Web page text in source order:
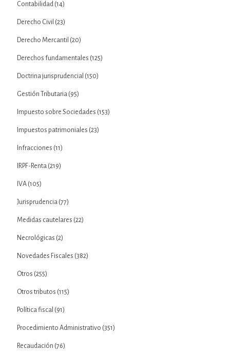
Contabilidad (14)
Derecho Civil (23)
Derecho Mercantil (20)
Derechos fundamentales (125)
Doctrina jurisprudencial (150)
Gestión Tributaria (95)
Impuesto sobre Sociedades (153)
Impuestos patrimoniales (23)
Infracciones (11)
IRPF-Renta (219)
IVA (105)
Jurisprudencia (77)
Medidas cautelares (22)
Necrológicas (2)
Novedades Fiscales (382)
Otros (255)
Otros tributos (115)
Política fiscal (91)
Procedimiento Administrativo (351)
Recaudación (76)